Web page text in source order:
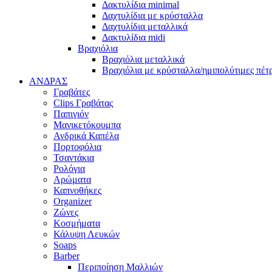
Δακτυλίδια minimal
Δαχτυλίδια με κρύσταλλα
Δαχτυλίδια μεταλλικά
Δακτυλίδια midi
Βραχιόλια
Βραχιόλια μεταλλικά
Βραχιόλια με κρύσταλλα/ημιπολύτιμες
ΑΝΔΡΑΣ
Γραβάτες
Clips Γραβάτας
Παπιγιόν
Μανικετόκουμπα
Ανδρικά Καπέλα
Πορτοφόλια
Τσαντάκια
Ρολόγια
Αρώματα
Καπνοθήκες
Organizer
Ζώνες
Κοσμήματα
Κάλυψη Λευκών
Soaps
Barber
Περιποίηση Μαλλιών